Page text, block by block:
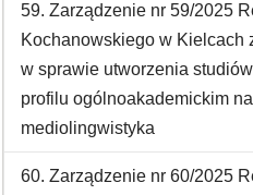
59. Zarządzenie nr 59/2025
Kochanowskiego w Kielcach
w sprawie utworzenia
profilu ogólnoakademickim
mediolingwistyka
60. Zarządzenie nr 60/2025